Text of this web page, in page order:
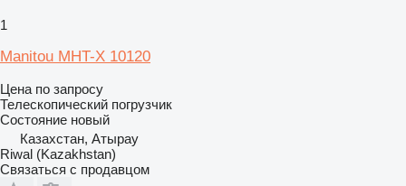
1
Manitou MHT-X 10120
Цена по запросу
Телескопический погрузчик
Состояние новый
Казахстан, Атырау
Riwal (Kazakhstan)
Связаться с продавцом